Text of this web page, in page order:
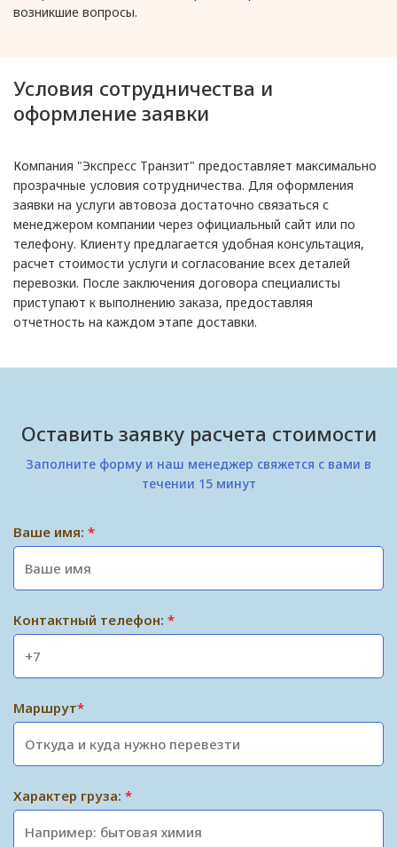
возникшие вопросы.
Условия сотрудничества и
оформление заявки
Компания "Экспресс Транзит" предоставляет максимально
прозрачные условия сотрудничества. Для оформления
заявки на услуги автовоза достаточно связаться с
менеджером компании через официальный сайт или по
телефону. Клиенту предлагается удобная консультация,
расчет стоимости услуги и согласование всех деталей
перевозки. После заключения договора специалисты
приступают к выполнению заказа, предоставляя
отчетность на каждом этапе доставки.
Оставить заявку расчета стоимости
Заполните форму и наш менеджер свяжется с вами в
течении 15 минут
Ваше имя: *
Контактный телефон: *
Маршрут*
Характер груза: *